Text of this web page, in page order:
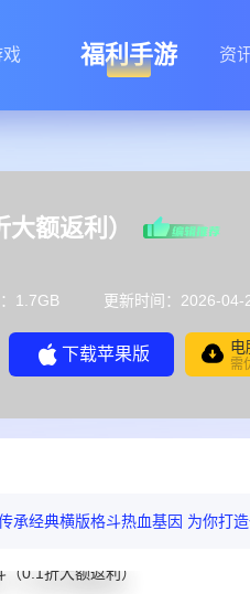
戏 福利手游 资
额返利）
1.7GB 更新时间：2026-04-
下载苹果版 电
需
格斗热血基因 为你打造一个充满奇幻冒险